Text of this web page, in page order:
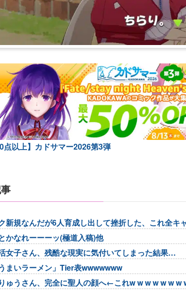
点以上】カドサマー2026第3弾
新規なんだが6人育成し出して挫折した、これ全キ
かなれーーーッ(極道入稿)他
女子さん、残酷な現実に気付いてしまった結果…
まいラーメン」Tier表wwwwwww
ゅうさん、完全に聖人の顔へ←これw w w w w w w